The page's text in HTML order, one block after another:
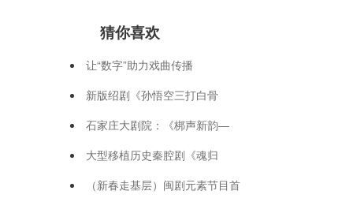
猜你喜欢
让“数字”助力戏曲传播
新版绍剧《孙悟空三打白骨
石家庄大剧院：《梆声新韵—
大型移植历史秦腔剧《魂归
（新春走基层）闽剧元素节目首